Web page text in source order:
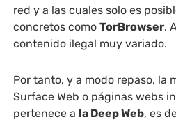
red y a las cuales solo es
concretos comoTorBrowser.
contenido ilegal muy variado.
Por tanto, y a modo repaso, la
Surface Web o páginas webs
pertenece a la Deep Web, es